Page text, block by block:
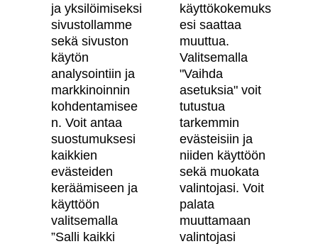
Artikkelit
Digitaalinen asuntokauppa
Asiakkaiden kokemuksia meistä
Vastuullisuus
Tietosuojaseloste
Käyttöehdot
Evästeasetukset
Saavutettavuusseloste
ja yksilöimiseksi
sivustollamme
sekä sivuston
käytön
analysointiin ja
markkinoinnin
kohdentamisee
n. Voit antaa
suostumuksesi
kaikkien
evästeiden
keräämiseen ja
käyttöön
valitsemalla
”Salli kaikki
käyttökokemuks
esi saattaa
muuttua.
Valitsemalla
"Vaihda
asetuksia" voit
tutustua
tarkemmin
evästeisiin ja
niiden käyttöön
sekä muokata
valintojasi. Voit
palata
muuttamaan
valintojasi